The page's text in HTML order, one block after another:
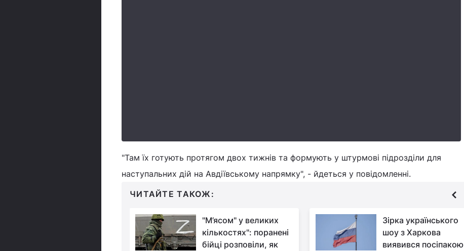
"Там їх готують протягом двох тижнів та формують у штурмові підрозділи для
наступальних дій на Авдіївському напрямку", - йдеться у повідомленні.
ЧИТАЙТЕ ТАКОЖ:
"М’ясом" у великих
кількостях": поранені
бійці розповіли, як
Зірка українського
шоу з Харкова
виявився посіпакою